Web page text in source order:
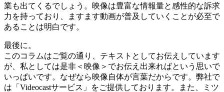
業も出てくるでしょう。映像は豊富な情報量と感性的な訴求
力を持っており、ますます動画が普及していくことが必至で
あることは明白です。
最後に。
このコラムはご覧の通り、テキストとしてお伝えしています
が、私としては是非＜映像＞でお伝え出来ればという思いで
いっぱいです。なぜなら映像自体が言葉だからです。弊社で
は「Videocastサービス」をご提供しております。また、ミツ